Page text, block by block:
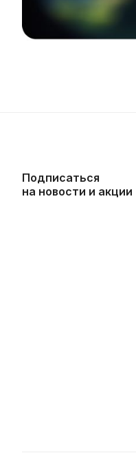
Подписаться
на новости и акции